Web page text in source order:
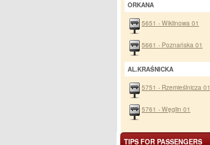
ORKANA
5651 - Wiklinowa 01
5661 - Poznańska 01
AL.KRAŚNICKA
5751 - Rzemieślnicza 01
5761 - Węglin 01
TIPS FOR PASSENGERS